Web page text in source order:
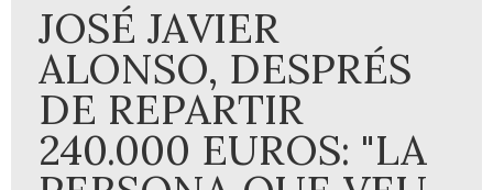
JOSÉ JAVIER
ALONSO, DESPRÉS
DE REPARTIR
240.000 EUROS: "LA